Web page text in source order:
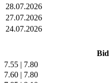
28.07.2026
27.07.2026
24.07.2026
Bid
7.55 | 7.80
7.60 | 7.80